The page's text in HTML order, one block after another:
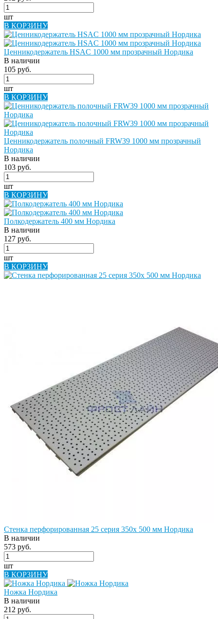
шт
В КОРЗИНУ
Ценникодержатель HSAC 1000 мм прозрачный Нордика
В наличии
105 руб.
шт
В КОРЗИНУ
Ценникодержатель полочный FRW39 1000 мм прозрачный
Нордика
В наличии
103 руб.
шт
В КОРЗИНУ
Полкодержатель 400 мм Нордика
В наличии
127 руб.
шт
В КОРЗИНУ
Стенка перфорированная 25 серия 350х 500 мм Нордика
В наличии
573 руб.
шт
В КОРЗИНУ
Ножка Нордика
В наличии
212 руб.